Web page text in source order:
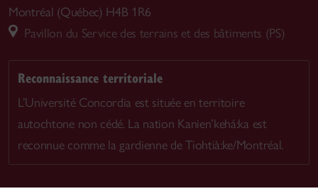
Montréal (Québec) H4B 1R6
Pavillon du Service des terrains et des bâtiments (PS)
Reconnaissance territoriale
L’Université Concordia est située en territoire
autochtone non cédé. La nation Kanien’kehá:ka est
reconnue comme la gardienne de Tiohtià:ke/Montréal.